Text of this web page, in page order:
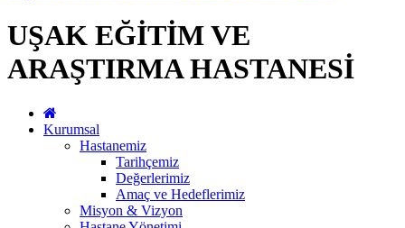
UŞAK EĞİTİM VE
ARAŞTIRMA HASTANESİ
Kurumsal
Hastanemiz
Tarihçemiz
Değerlerimiz
Amaç ve Hedeflerimiz
Misyon & Vizyon